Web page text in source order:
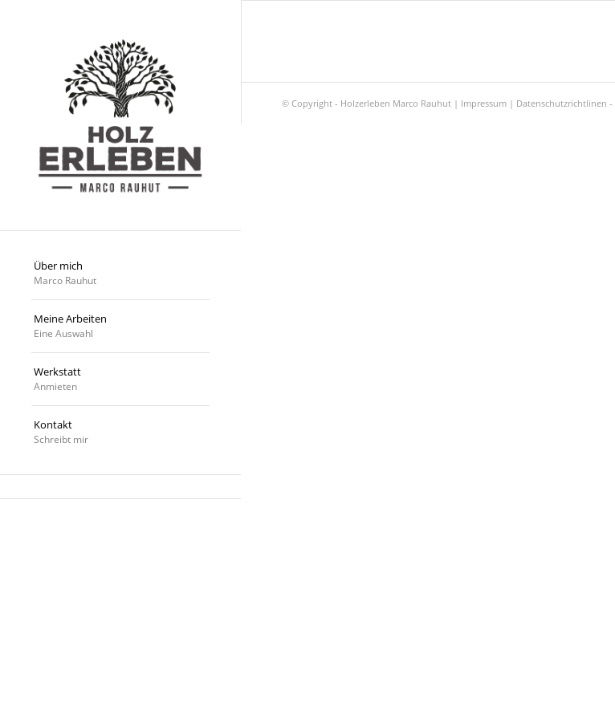
Über mich
Marco Rauhut
Meine Arbeiten
Eine Auswahl
Werkstatt
Anmieten
Kontakt
Schreibt mir
© Copyright - Holzerleben Marco Rauhut | Impressum | Datenschutzrichtlinen -